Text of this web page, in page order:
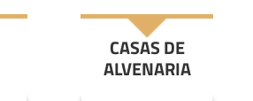
CASAS DE
ALVENARIA